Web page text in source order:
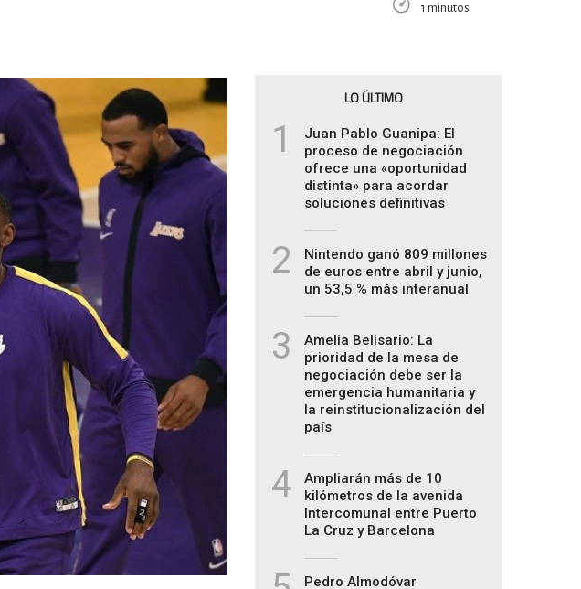
1 minutos
LO ÚLTIMO
1
Juan Pablo Guanipa: El
proceso de negociación
ofrece una «oportunidad
distinta» para acordar
soluciones definitivas
2
Nintendo ganó 809 millones
de euros entre abril y junio,
un 53,5 % más interanual
3
Amelia Belisario: La
prioridad de la mesa de
negociación debe ser la
emergencia humanitaria y
la reinstitucionalización del
país
4
Ampliarán más de 10
kilómetros de la avenida
Intercomunal entre Puerto
La Cruz y Barcelona
Pedro Almodóvar